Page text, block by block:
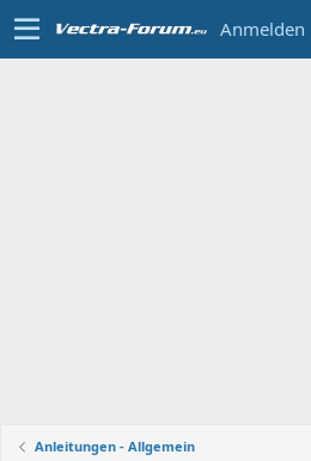
Anmelden
Anleitungen - Allgemein